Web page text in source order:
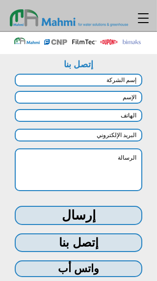
إتصل بنا
إرسال
إتصل بنا
واتس أب